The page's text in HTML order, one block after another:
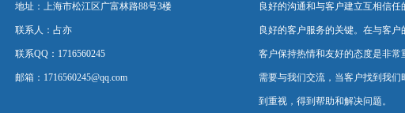
地址：上海市松江区广富林路88号3楼
联系人：占亦
联系QQ：1716560245
邮箱：1716560245@qq.com
良好的沟通和与客户建立互相信任
良好的客户服务的关键。在与客户
客户保持热情和友好的态度是非常
需要与我们交流，当客户找到我们
到重视，得到帮助和解决问题。